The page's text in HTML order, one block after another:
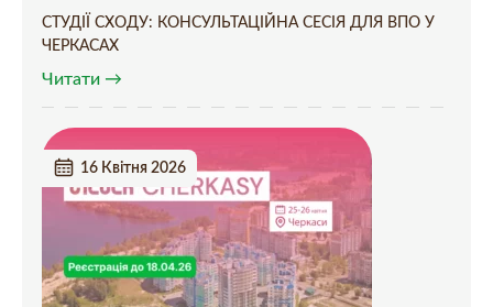
СТУДІЇ СХОДУ: КОНСУЛЬТАЦІЙНА СЕСІЯ ДЛЯ ВПО У
ЧЕРКАСАХ
Читати →
16 Квітня 2026